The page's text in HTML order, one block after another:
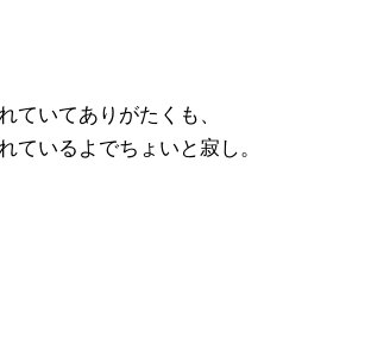
ていてありがたくも、
ているよでちょいと寂し。